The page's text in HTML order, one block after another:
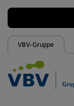
VBV-Gruppe